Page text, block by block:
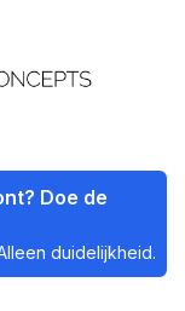
Doe de
duidelijkheid.